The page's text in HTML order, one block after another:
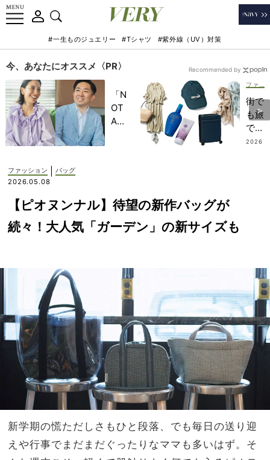
#一生ものジュエリー #Tシャツ #紫外線（UV）対策
今、あなたにオススメ〈PR〉
「N
OT
A
記憶
に一
生残
上の
家族
旅】
街で
も旅
でも
使い
ッキ
ング
術】
を大
公開
2026
Recommended by
ファッション
バッグ
2026.05.08
【ピオヌンナル】待望の新作バッグが
続々！大人気「ガーデン」の新サイズも
新学期の慌ただしさもひと段落、でも毎日の送り迎
えや行事でまだまだぐったりなママも多いはず。そ